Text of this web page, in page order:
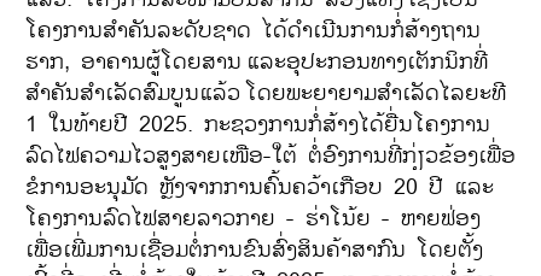
ໂຄງການສຳຄັນລະດັບຊາດ ໄດ້ດຳເນີນການກໍ່ສ້າງຖານ
ຮາກ, ອາຄານຜູ້ໂດຍສານ ແລະອຸປະກອນທາງເຕັກນິກທີ່
ສຳຄັນສຳເລັດສົມບູນແລ້ວໂດຍພະຍາຍາມສຳເລັດໄລຍະທີ
1 ໃນທ້າຍປີ 2025. ກະຊວງການກໍ່ສ້າງໄດ້ຍື່ນໂຄງການ
ລົດໄຟຄວາມໄວສູງສາຍເໜືອ-ໃຕ້ ຕໍ່ອົງການທີ່ກ່ຽວຂ້ອງເພື່ອ
ຂໍການອະນຸມັດ ຫຼັງຈາກການຄົ້ນຄວ້າເກືອບ 20 ປີ ແລະ
ໂຄງການລົດໄຟສາຍລາວກາຍ - ຮ່າໂນ້ຍ - ຫາຍຟ່ອງ
ເພື່ອເພີ່ມການເຊື່ອມຕໍ່ການຂົນສົ່ງສິນຄ້າສາກົນ ໂດຍຕັ້ງ